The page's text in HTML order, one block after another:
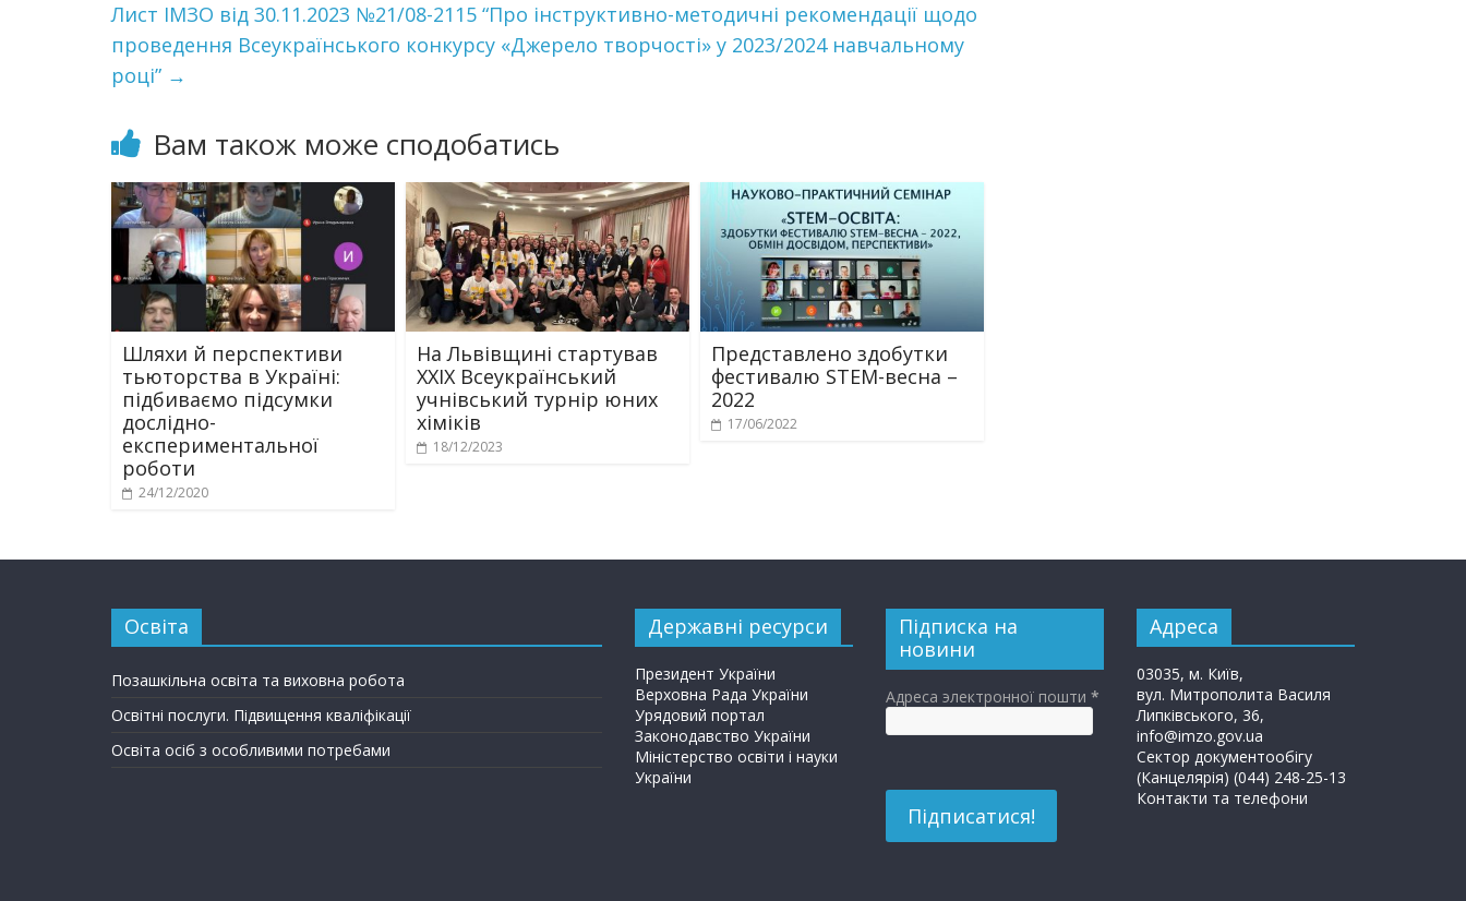
Лист ІМЗО від 30.11.2023 №21/08-2115 “Про інструктивно-методичні рекомендації щодо
проведення Всеукраїнського конкурсу «Джерело творчості» у 2023/2024 навчальному
році” →
Вам також може сподобатись
Шляхи й перспективи
тьюторства в Україні:
підбиваємо підсумки
дослідно-
експериментальної
роботи
24/12/2020
На Львівщині стартував
XXIX Всеукраїнський
учнівський турнір юних
хіміків
18/12/2023
Представлено здобутки
фестивалю STEM-весна –
2022
17/06/2022
Освіта
Позашкільна освіта та виховна робота
Освітні послуги. Підвищення кваліфікації
Освіта осіб з особливими потребами
Державні ресурси
Президент України
Верховна Рада України
Урядовий портал
Законодавство України
Міністерство освіти і науки
України
Підписка на
новини
Адреса электронної пошти *
Адреса
03035, м. Київ,
вул. Митрополита Василя
Липківського, 36,
info@imzo.gov.ua
Сектор документообігу
(Канцелярія) (044) 248-25-13
Контакти та телефони